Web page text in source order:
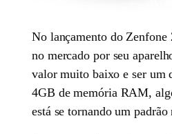
No lançamento do Zenfone
no mercado por seu
valor muito baixo e ser um
4GB de memória RAM,
está se tornando um